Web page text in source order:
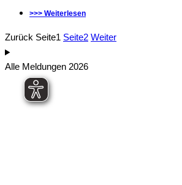
>>> Weiterlesen
Zurück Seite1 Seite2 Weiter
Alle Meldungen 2026